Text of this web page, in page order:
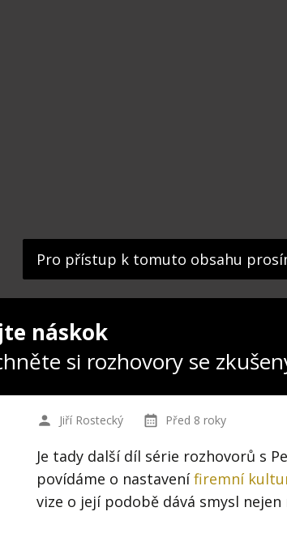
Pro přístup k tomuto obsahu
náskok
si rozhovory se
Jiří Rostecký Před 8 roky
Je tady další díl série rozhovorů s
povídáme o nastavenífiremní
vize o její podobě dává smysl